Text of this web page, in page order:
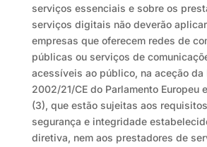
serviços essenciais e sobre os
serviços digitais não deverão
empresas que oferecem redes de
públicas ou serviços de
acessíveis ao público, na aceção da
2002/21/CE do Parlamento Europeu
(3), que estão sujeitas aos
segurança e integridade
diretiva, nem aos prestadores de